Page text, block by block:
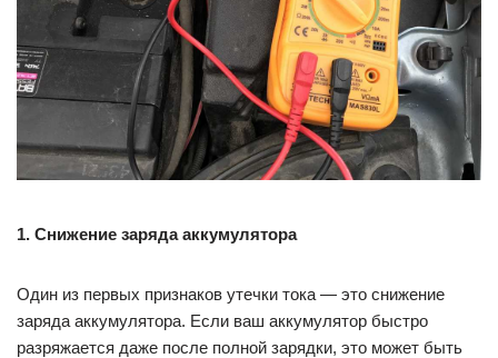
1. Снижение заряда аккумулятора
Один из первых признаков утечки тока — это снижение
заряда аккумулятора. Если ваш аккумулятор быстро
разряжается даже после полной зарядки, это может быть